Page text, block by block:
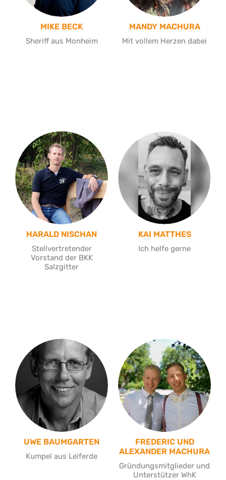
MIKE BECK
Sheriff aus Monheim
MANDY MACHURA
Mit vollem Herzen dabei
HARALD NISCHAN
Stellvertretender
Vorstand der BKK
Salzgitter
KAI MATTHES
Ich helfe gerne
UWE BAUMGARTEN
Kumpel aus Leiferde
FREDERIC UND
ALEXANDER MACHURA
Gründungsmitglieder und
Unterstützer WhK